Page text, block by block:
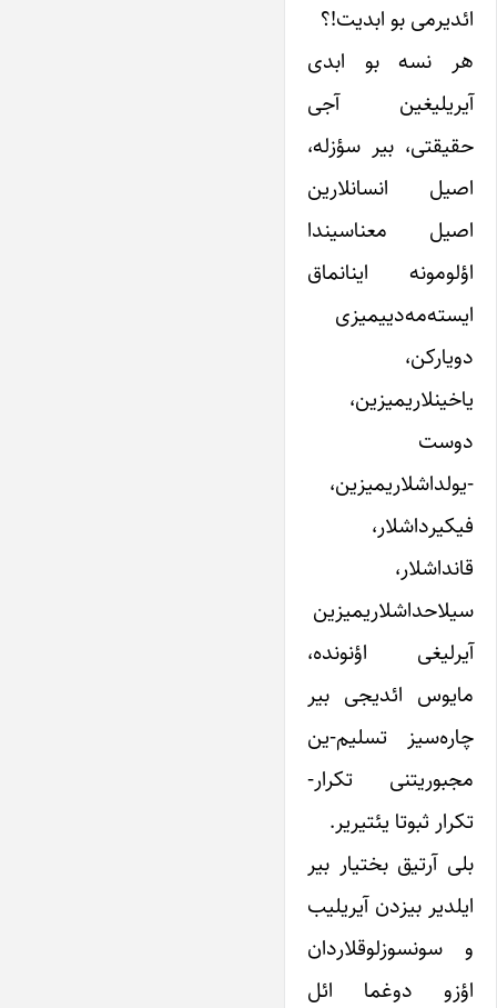
ائدیرمی بو ابدیت!؟
هر نسه بو ابدی
آیریلیغین آجی
حقیقتی، بیر سؤزله،
اصیل انسانلارین
اصیل معناسیندا
اؤلومونه اینانماق
ایسته‌مه‌دییمیزی
دویارکن،
یاخینلاریمیزین،
دوست
-یولداشلاریمیزین،
فیکیرداشلار،
قانداشلار،
سیلاحداشلاریمیزین
آیرلیغی اؤنونده،
مایوس ائدیجی بیر
چاره‌سیز تسلیم-ین
مجبوریتنی تکرار-
تکرار ثبوتا یئتیریر.
بلی آرتیق بختیار بیر
ایلدیر بیزدن آیریلیب
و سونسوزلوقلاردان
اؤزو دوغما ائل